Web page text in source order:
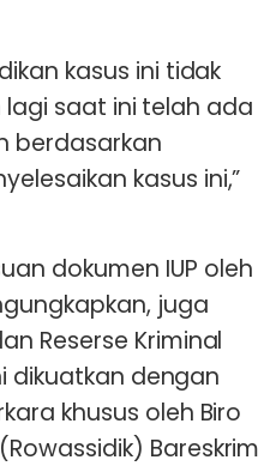
kasus ini tidak
lagi saat ini telah ada
berdasarkan
kasus ini,”
dokumen IUP oleh
juga
Reserse Kriminal
dikuatkan dengan
khusus oleh Biro
Bareskrim